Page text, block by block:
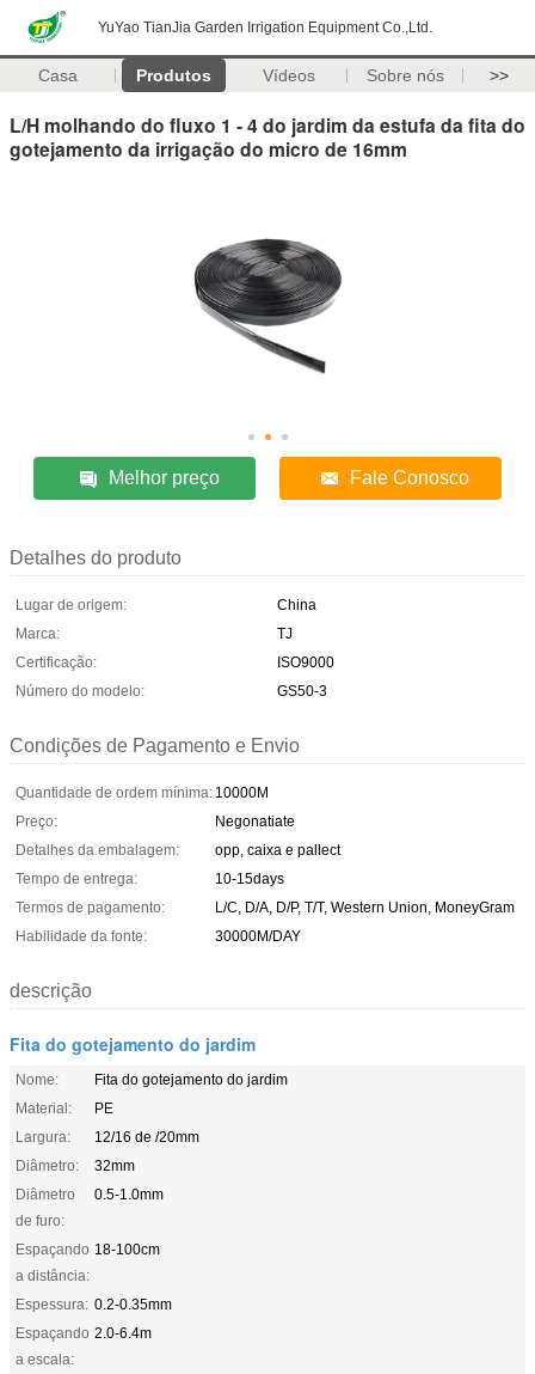
YuYao TianJia Garden Irrigation Equipment Co.,Ltd.
Casa Produtos Vídeos Sobre nós >>
L/H molhando do fluxo 1 - 4 do jardim da estufa da fita do
gotejamento da irrigação do micro de 16mm
Melhor preço Fale Conosco
Detalhes do produto
Lugar de origem:
China
Marca:
TJ
Certificação:
ISO9000
Número do modelo:
GS50-3
Condições de Pagamento e Envio
Quantidade de ordem mínima: 10000M
Preço:
Negonatiate
Detalhes da embalagem:
opp, caixa e pallect
Tempo de entrega:
10-15days
Termos de pagamento:
L/C, D/A, D/P, T/T, Western Union, MoneyGram
Habilidade da fonte:
30000M/DAY
descrição
Fita do gotejamento do jardim
Nome:
Fita do gotejamento do jardim
Material:
PE
Largura:
12/16 de /20mm
Diâmetro:
32mm
Diâmetro
de furo:
0.5-1.0mm
Espaçando
a distância:
18-100cm
Espessura: 0.2-0.35mm
Espaçando
a escala:
2.0-6.4m